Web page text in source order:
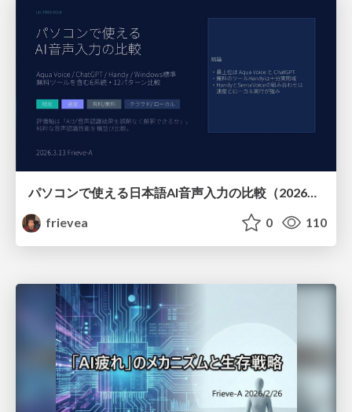
パソコンで使える日本語AI音声入力の比較（2026年3月版）
frievea
0 110